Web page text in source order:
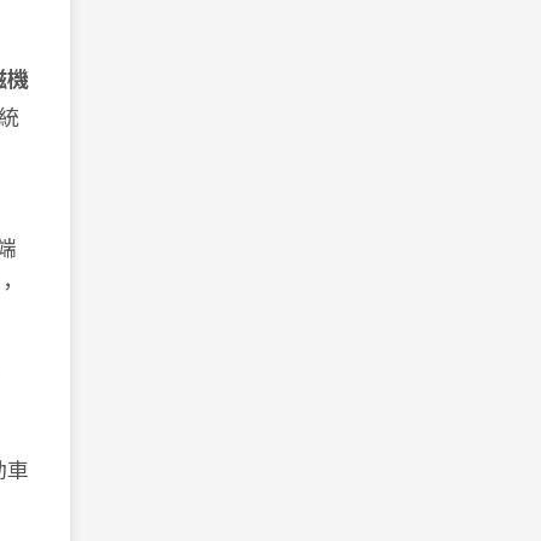
機
車